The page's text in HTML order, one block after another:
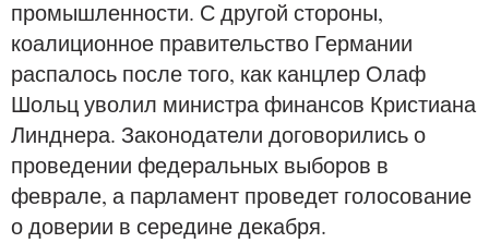
промышленности. С другой стороны,
коалиционное правительство Германии
распалось после того, как канцлер Олаф
Шольц уволил министра финансов Кристиана
Линднера. Законодатели договорились о
проведении федеральных выборов в
феврале, а парламент проведет голосование
о доверии в середине декабря.